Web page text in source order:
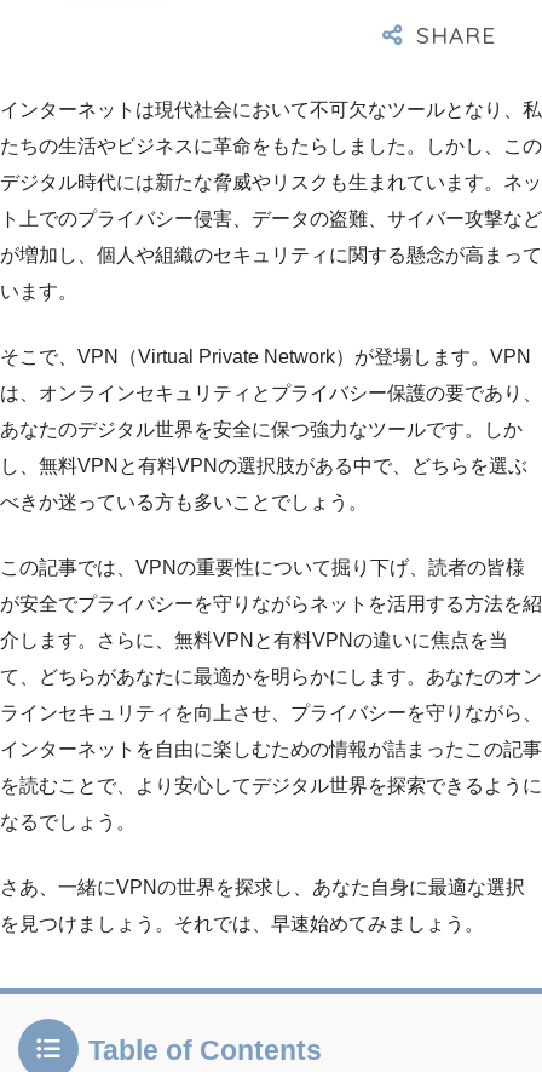
インターネットは現代社会において不可欠なツールとなり、私
たちの生活やビジネスに革命をもたらしました。しかし、この
デジタル時代には新たな脅威やリスクも生まれています。ネッ
ト上でのプライバシー侵害、データの盗難、サイバー攻撃など
が増加し、個人や組織のセキュリティに関する懸念が高まって
います。
そこで、VPN（Virtual Private Network）が登場します。VPN
は、オンラインセキュリティとプライバシー保護の要であり、
あなたのデジタル世界を安全に保つ強力なツールです。しか
し、無料VPNと有料VPNの選択肢がある中で、どちらを選ぶ
べきか迷っている方も多いことでしょう。
この記事では、VPNの重要性について掘り下げ、読者の皆様
が安全でプライバシーを守りながらネットを活用する方法を紹
介します。さらに、無料VPNと有料VPNの違いに焦点を当
て、どちらがあなたに最適かを明らかにします。あなたのオン
ラインセキュリティを向上させ、プライバシーを守りながら、
インターネットを自由に楽しむための情報が詰まったこの記事
を読むことで、より安心してデジタル世界を探索できるように
なるでしょう。
さあ、一緒にVPNの世界を探求し、あなた自身に最適な選択
を見つけましょう。それでは、早速始めてみましょう。
Table of Contents